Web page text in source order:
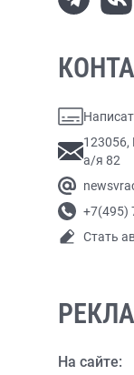
123056,
а/я 82
+7(495)
Стать
На сайте: